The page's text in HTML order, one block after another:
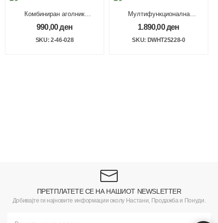
Комбиниран аголник
300mm
990,00ден
SKU: 2-46-028
Мултифункционална
винкла 30cm
1.890,00ден
SKU: DWHT25228-0
ПРЕТПЛАТЕТЕ СЕ НА НАШИОТ NEWSLETTER
Добивајте ги најновите информации околу Настани, Продажба и Понуди.